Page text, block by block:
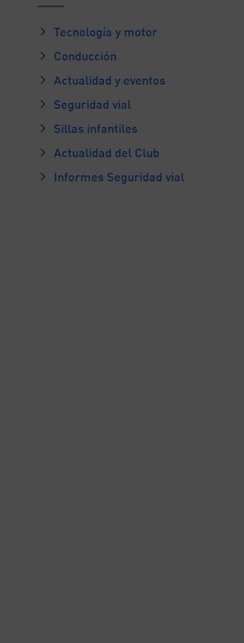
Tecnología y motor
Conducción
Actualidad y eventos
Seguridad vial
Sillas infantiles
Actualidad del Club
Informes Seguridad vial